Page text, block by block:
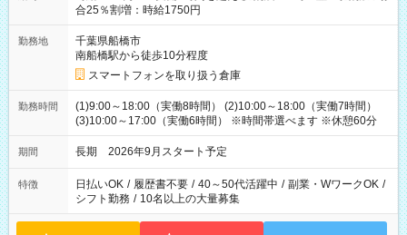
合25％割増：時給1750円
勤務地
千葉県船橋市
南船橋駅から徒歩10分程度
スマートフォンを取り扱う倉庫
勤務時間
(1)9:00～18:00（実働8時間） (2)10:00～18:00（実働7時間）
(3)10:00～17:00（実働6時間） ※時間帯選べます ※休憩60分
期間 長期 2026年9月スタート予定
特徴 日払いOK / 履歴書不要 / 40～50代活躍中 / 副業・WワークOK /
シフト勤務 / 10名以上の大量募集